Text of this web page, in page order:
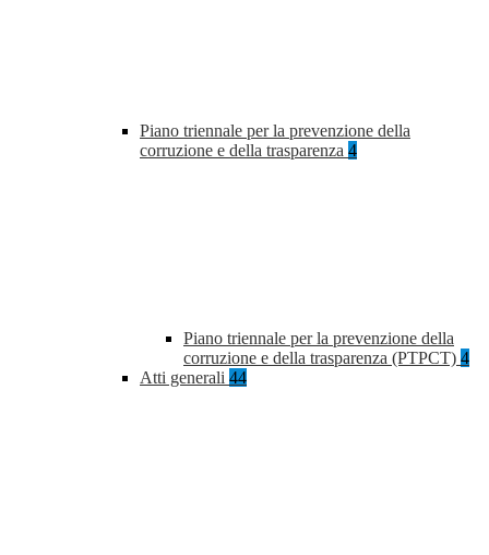
Piano triennale per la prevenzione della
corruzione e della trasparenza 4
Piano triennale per la prevenzione della
corruzione e della trasparenza (PTPCT) 4
Atti generali 44